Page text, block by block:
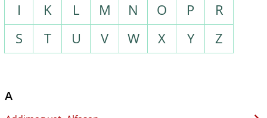
I
K L M N O P
R
S
T U V W X Y Z
A